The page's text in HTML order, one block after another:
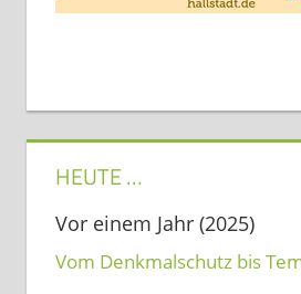
HEUTE …
Vor einem Jahr (2025)
Vom Denkmalschutz bis